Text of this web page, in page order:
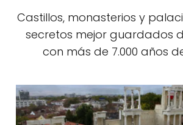
Castillos, monasterios y
secretos mejor guardados
con más de 7.000 años